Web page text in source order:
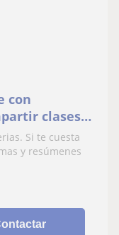
clases
Si te cuesta
y resúmenes